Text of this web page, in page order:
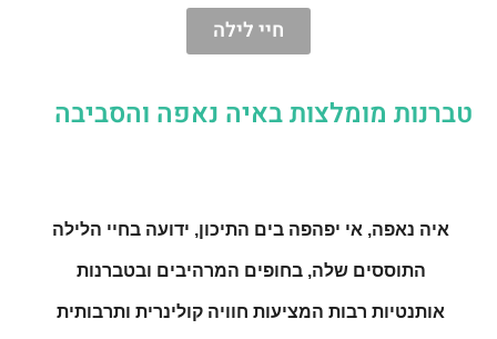
חיי לילה
טברנות מומלצות באיה נאפה והסביבה